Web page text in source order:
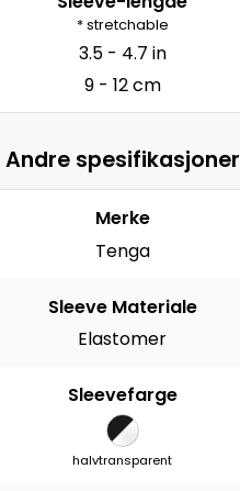
* stretchable
3.5 - 4.7 in
9 - 12 cm
Andre spesifikasjoner
Merke
Tenga
Sleeve Materiale
Elastomer
Sleevefarge
halvtransparent